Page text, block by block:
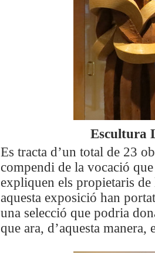
Escultura
Es tracta d’un total de 23
compendi de la vocació
expliquen els propietaris
aquesta exposició han
una selecció que podria
que ara, d’aquesta